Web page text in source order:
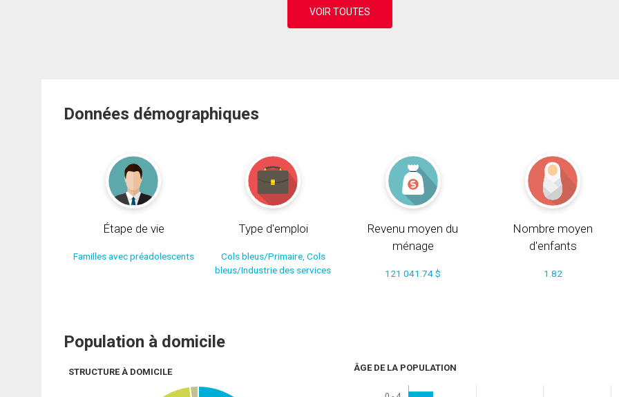
Données démographiques
Étape de vie
Familles avec préadolescents
Type d'emploi
Cols bleus/Primaire, Cols
bleus/Industrie des services
Revenu moyen du
ménage
121 041.74 $
Nombre moyen
d'enfants
1.82
Population à domicile
STRUCTURE À DOMICILE ÂGE DE LA POPULATION